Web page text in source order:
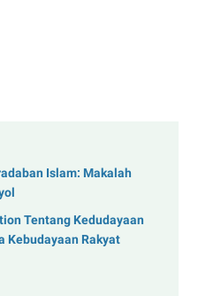
Islam: Makalah
Tentang Kedudayaan
Kebudayaan Rakyat